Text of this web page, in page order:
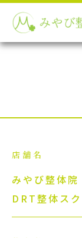
店舗名
みやび整体
DRT整体ス